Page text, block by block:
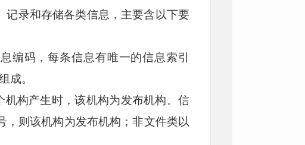
记录和存储各类信息，主要含以下要
编码，每条信息有唯一的信息索引
成。
构产生时，该机构为发布机构。信
，则该机构为发布机构；非文件类以